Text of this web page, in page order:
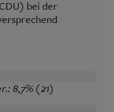
bei der
8,7% (21)